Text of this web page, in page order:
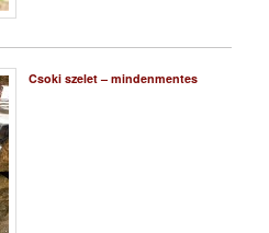
Csoki szelet – mindenmentes